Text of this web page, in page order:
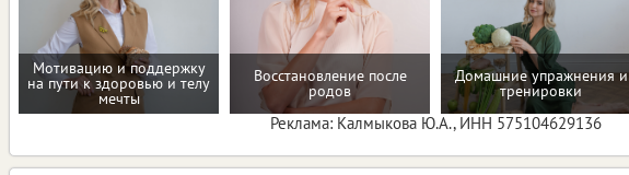
Мотивацию и поддержку
на пути к здоровью и телу
мечты
Восстановление после
родов
Домашние упражнения и
тренировки
Реклама: Калмыкова Ю.А., ИНН 575104629136